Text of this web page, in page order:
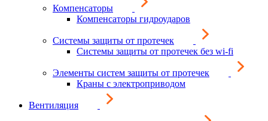
Компенсаторы
Компенсаторы гидроударов
Системы защиты от протечек
Системы защиты от протечек без wi-fi
Элементы систем защиты от протечек
Краны с электроприводом
Вентиляция